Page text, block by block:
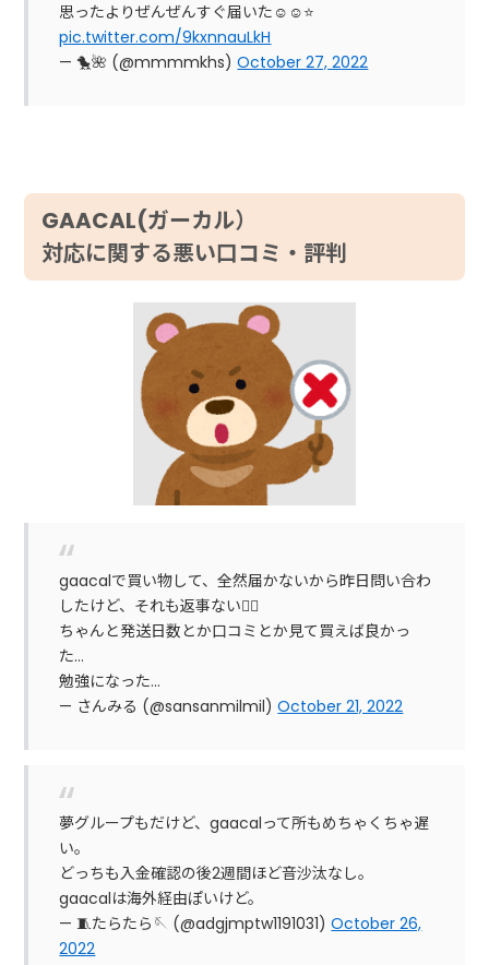
思ったよりぜんぜんすぐ届いた☺️☺️⭐️
pic.twitter.com/9kxnnauLkH
— 🐤🌺 (@mmmmkhs)October 27, 2022
GAACAL(ガーカル）
対応に関する悪い口コミ・評判
gaacalで買い物して、全然届かないから昨日問い合わ
したけど、それも返事ない😮‍💨
ちゃんと発送日数とか口コミとか見て買えば良かっ
た…
勉強になった…
— さんみる (@sansanmilmil)October 21, 2022
夢グループもだけど、gaacalって所もめちゃくちゃ遅
い。
どっちも入金確認の後2週間ほど音沙汰なし。
gaacalは海外経由ぽいけど。
— 🧵たらたら🪡 (@adgjmptw1191031)October 26,
2022